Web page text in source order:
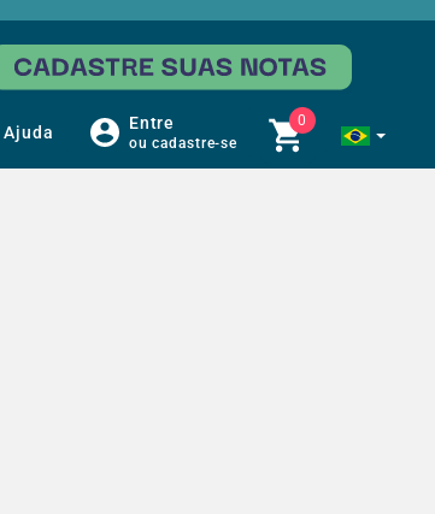
Ajuda Entre
ou cadastre-se
0